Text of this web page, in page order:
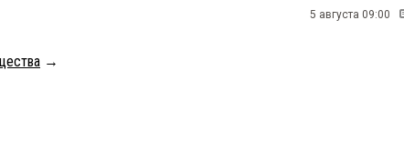
5 августа 09:00
→